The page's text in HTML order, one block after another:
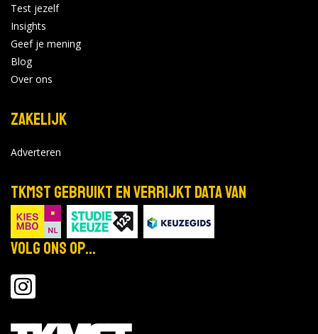
Test jezelf
Insights
Geef je mening
Blog
Over ons
Zakelijk
Adverteren
TKMST gebruikt en verrijkt data van
Volg ons op...